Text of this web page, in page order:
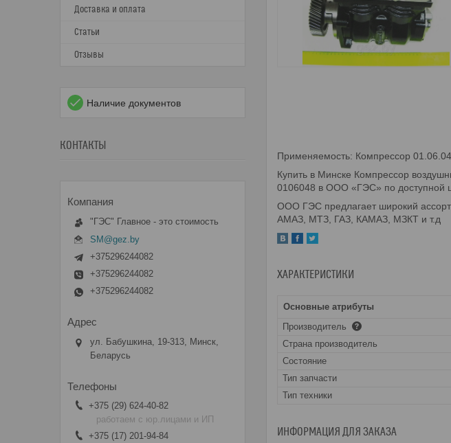
Применяемость: Компрессор
Купить в Минске Компрессор
0106048 в ООО «ГЭС» по доступной
ООО ГЭС предлагает широкий
АМАЗ, МТЗ, ГАЗ, КАМАЗ, МЗКТ и т.д
ХАРАКТЕРИСТИКИ
Основные атрибуты
Производитель
Страна производитель
Состояние
Тип запчасти
Тип техники
ИНФОРМАЦИЯ ДЛЯ ЗАКАЗА
Доставка и оплата
Статьи
Отзывы
Наличие документов
КОНТАКТЫ
"ГЭС" Главное - это стоимость
SM@gez.by
+375296244082
+375296244082
+375296244082
ул. Бабушкина, 19-313, Минск,
Беларусь
+375 (29) 624-40-82
работаем с юр.лицами и ИП
+375 (17) 201-94-84